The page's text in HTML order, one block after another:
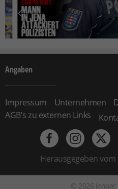
Angaben
Impressum Unternehmen
AGB's zu externen Links
Herausgegeben
© 2026